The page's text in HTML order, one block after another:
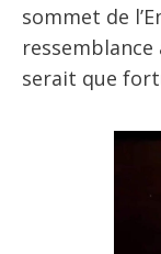
sommet de
serait que